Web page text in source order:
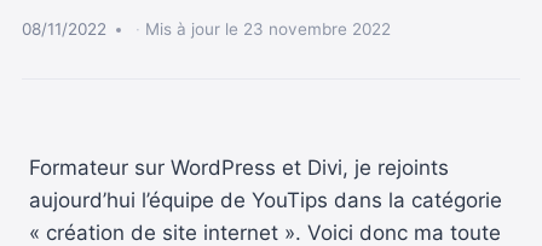
08/11/2022 Mis à jour le 23 novembre 2022
Formateur sur WordPress et Divi, je rejoints
aujourd’hui l’équipe de YouTips dans la catégorie
« création de site internet ». Voici donc ma toute